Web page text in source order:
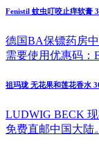
Fenistil 蚊虫叮咬止痒软膏
德国BA保镖药房
需要使用优惠码：
祖玛珑 无花果和莲花香水
LUDWIG BECK
免费直邮中国大陆